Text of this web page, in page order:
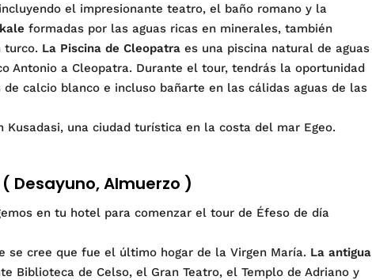
incluyendo el impresionante teatro, el baño romano y la
formadas por las aguas ricas en minerales, también
turco. La Piscina de Cleopatra es una piscina natural de aguas
Antonio a Cleopatra. Durante el tour, tendrás la oportunidad
calcio blanco e incluso bañarte en las cálidas aguas de las
una ciudad turística en la costa del mar Egeo.
Desayuno, Almuerzo )
en tu hotel para comenzar el tour de Éfeso de día
se cree que fue el último hogar de la Virgen María. La antigua
Biblioteca de Celso, el Gran Teatro, el Templo de Adriano y